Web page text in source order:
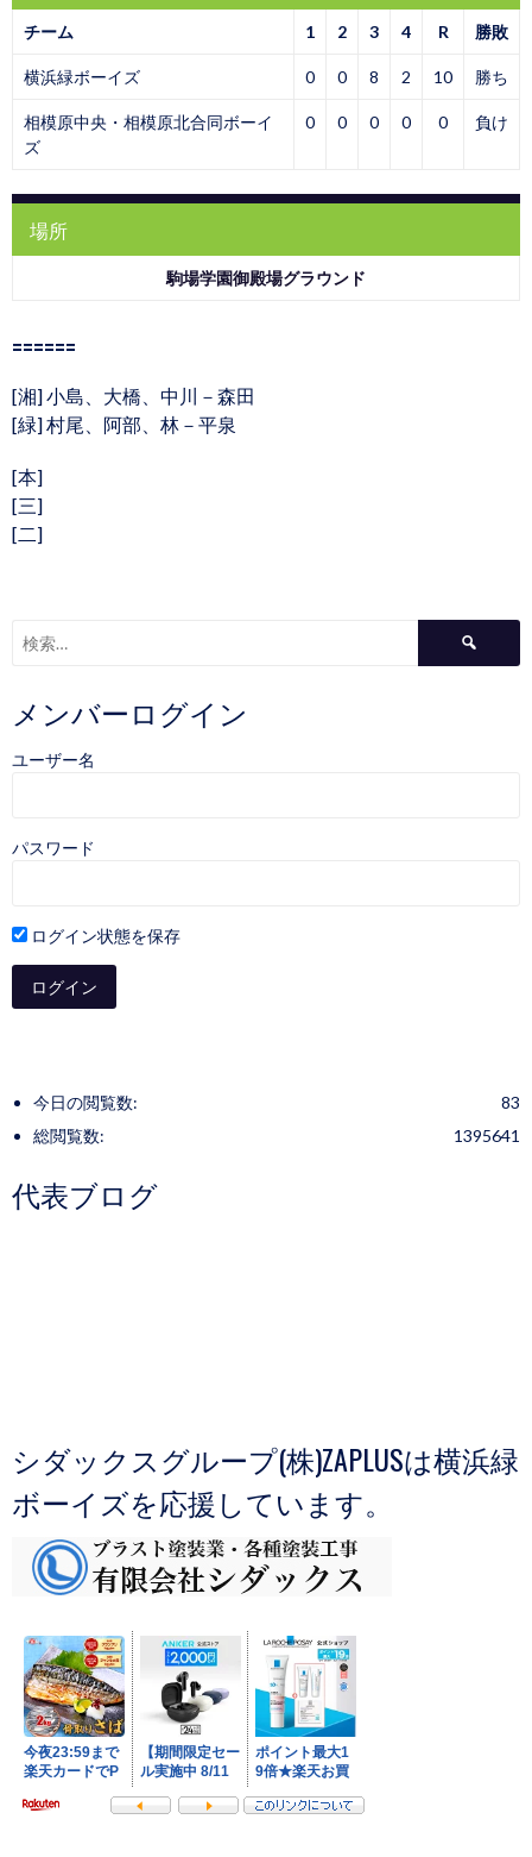
チーム 1 2 3 4 R 勝敗
横浜緑ボーイズ 0 0 8 2 10 勝ち
相模原中央・相模原北合同ボーイ
ズ
0 0 0 0 0 負け
場所
駒場学園御殿場グラウンド
======
[湘] 小島、大橋、中川－森田
[緑] 村尾、阿部、林－平泉
[本]
[三]
[二]
メンバーログイン
ユーザー名
パスワード
ログイン状態を保存
83
今日の閲覧数:
1395641
総閲覧数:
代表ブログ
シダックスグループ(株)ZAPLUSは横浜緑
ボーイズを応援しています。